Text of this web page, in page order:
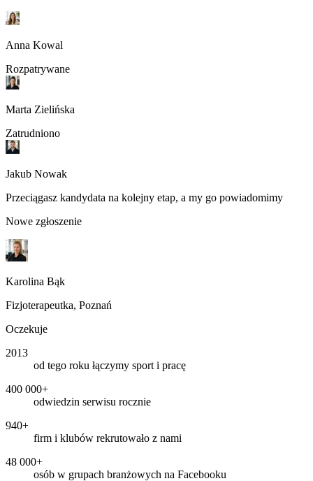
Anna Kowal
Rozpatrywane
Marta Zielińska
Zatrudniono
Jakub Nowak
Przeciągasz kandydata na kolejny etap, a my go powiadomimy
Nowe zgłoszenie
Karolina Bąk
Fizjoterapeutka, Poznań
Oczekuje
2013
od tego roku łączymy sport i pracę
400 000+
odwiedzin serwisu rocznie
940+
firm i klubów rekrutowało z nami
48 000+
osób w grupach branżowych na Facebooku